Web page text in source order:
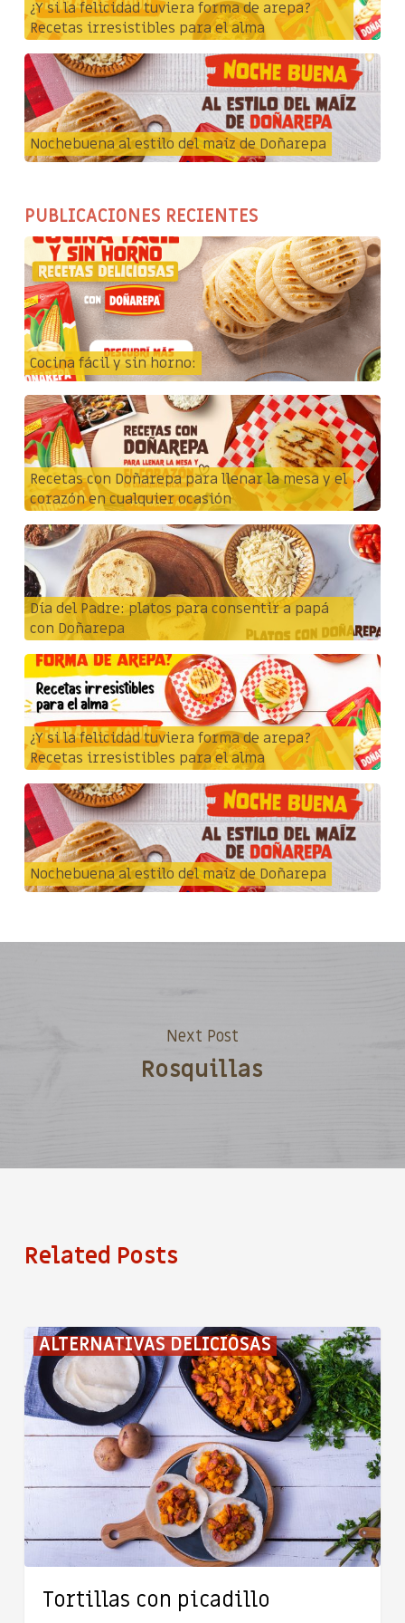
¿Y si la felicidad tuviera forma de arepa?
Recetas irresistibles para el alma
Nochebuena al estilo del maíz de Doñarepa
PUBLICACIONES RECIENTES
Cocina fácil y sin horno:
Recetas con Doñarepa para llenar la mesa y el
corazón en cualquier ocasión
Día del Padre: platos para consentir a papá
con Doñarepa
¿Y si la felicidad tuviera forma de arepa?
Recetas irresistibles para el alma
Nochebuena al estilo del maíz de Doñarepa
Next Post
Rosquillas
Related Posts
ALTERNATIVAS DELICIOSAS
Tortillas
con
picadillo
Tortillas con picadillo